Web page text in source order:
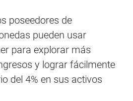
poseedores de
pueden usar
para explorar más
y lograr fácilmente
del 4% en sus activos